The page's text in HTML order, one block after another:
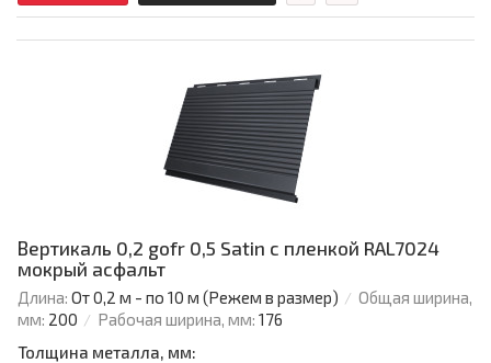
Вертикаль 0,2 gofr 0,5 Satin с пленкой RAL7024
мокрый асфальт
Длина: От 0,2 м - по 10 м (Режем в размер)
Общая ширина,
мм: 200 Рабочая ширина, мм: 176
Толщина металла, мм: